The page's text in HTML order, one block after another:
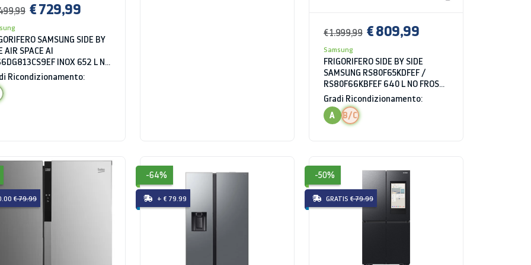
€ 729,99
SAMSUNG SIDE BY
AIR SPACE AI
INOX 652 L NO
DIGITAL INVERTER
INSTALLAZIONE CLASSE C
Ricondizionamento:
€ 1.999,99 € 809,99
Samsung
FRIGORIFERO SIDE BY SIDE
SAMSUNG RS80F65KDFEF /
RS80F66KBFEF 640 L NO FROST
INVERTER DISPENSER ACQUA E
GHIACCIO LIBERA
INSTALLAZIONE GRAFITE / NERO
CLASSE D
Gradi Ricondizionamento:
A
B/C
€ 79.99
-64%
+ € 79.99
-50%
GRATIS € 79.99